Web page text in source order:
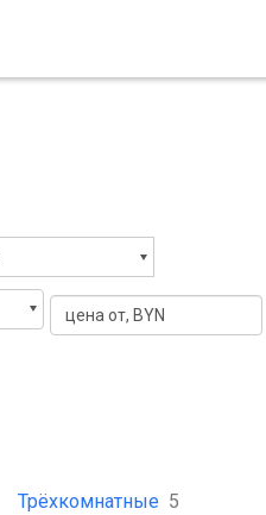
Трёхкомнатные 5